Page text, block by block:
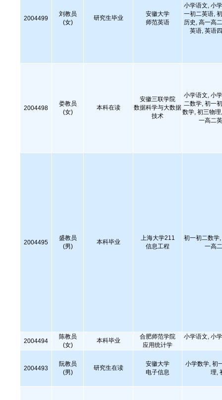
2004499
刘教员
(女)
研究生毕业
安徽大学
师范英语
小学语文, 小
一初二英语,
历史, 高一高
英语, 英语
2004498
娄教员
(女)
本科在读
安徽三联学院
数据科学与大数据
技术
小学语文, 小
二数学, 初一
数学, 初三物
一高二
2004495
盛教员
(男)
本科毕业
上海大学211
信息工程
初一初二数学
一高
2004494
陈教员
(女)
本科毕业
合肥师范学院
应用统计学
小学语文, 小
2004493
阮教员
(男)
研究生在读
安徽大学
电子信息
小学数学, 初
理,